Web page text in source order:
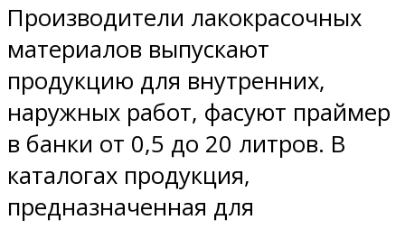
Производители лакокрасочных
материалов выпускают
продукцию для внутренних,
наружных работ, фасуют праймер
в банки от 0,5 до 20 литров. В
каталогах продукция,
предназначенная для